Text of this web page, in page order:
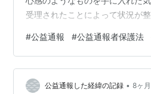
受理されたことによって状況が
た。 それは、「自分は今、どの
いるのかが分からない」という
者であると同時に、組織の内部
る。その二つの立場は、制度上
#公益通報 #公益通報者保護法
公益通報した経緯の記録 • 8ヶ